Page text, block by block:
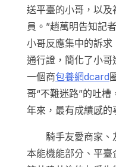
送平臺的小哥，以及
員。”趙萬明告知記
小哥反應集中的訴
通行證，簡化了小哥
一個商包養網dcard
哥“不難迷路”的吐槽
年來，最有成績感的
騎手友愛商家
本能機能部分、平